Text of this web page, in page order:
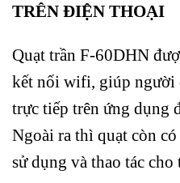
TRÊN ĐIỆN THOẠI
Quạt trần F-60DHN
kết nối wifi, giúp người
trực tiếp trên ứng dụng
Ngoài ra thì quạt còn
sử dụng và thao tác cho